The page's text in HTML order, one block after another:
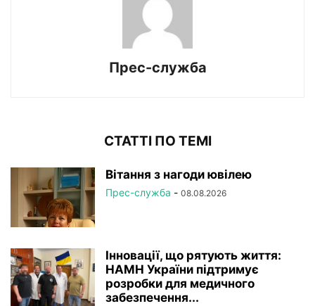
Прес-служба
СТАТТІ ПО ТЕМІ
Вітання з нагоди ювілею
Прес-служба - 08.08.2026
Інновації, що рятують життя:
НАМН України підтримує
розробки для медичного
забезпечення...